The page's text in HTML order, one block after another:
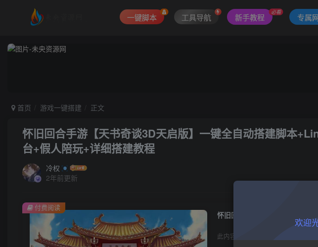
一键脚本 工具导航 新手教程
必看
专属
首页 游戏一键搭建 正文
怀旧回合手游【天书奇谈3D天启版】一键全自动搭建脚本
台+假人陪玩+详细搭建教程
冷权
2年前更新
此内容为付费阅读，请付费后查看
付费阅读
欢迎